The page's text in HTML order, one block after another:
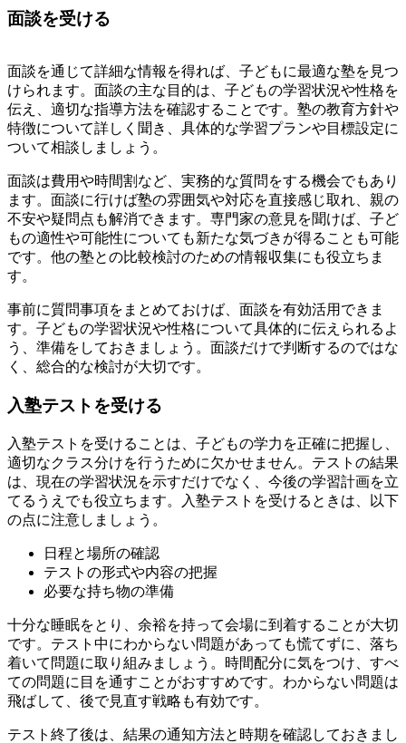
面談を受ける
面談を通じて詳細な情報を得れば、子どもに最適な塾を見つ
けられます。面談の主な目的は、子どもの学習状況や性格を
伝え、適切な指導方法を確認することです。塾の教育方針や
特徴について詳しく聞き、具体的な学習プランや目標設定に
ついて相談しましょう。
面談は費用や時間割など、実務的な質問をする機会でもあり
ます。面談に行けば塾の雰囲気や対応を直接感じ取れ、親の
不安や疑問点も解消できます。専門家の意見を聞けば、子ど
もの適性や可能性についても新たな気づきが得ることも可能
です。他の塾との比較検討のための情報収集にも役立ちま
す。
事前に質問事項をまとめておけば、面談を有効活用できま
す。子どもの学習状況や性格について具体的に伝えられるよ
う、準備をしておきましょう。面談だけで判断するのではな
く、総合的な検討が大切です。
入塾テストを受ける
入塾テストを受けることは、子どもの学力を正確に把握し、
適切なクラス分けを行うために欠かせません。テストの結果
は、現在の学習状況を示すだけでなく、今後の学習計画を立
てるうえでも役立ちます。入塾テストを受けるときは、以下
の点に注意しましょう。
日程と場所の確認
テストの形式や内容の把握
必要な持ち物の準備
十分な睡眠をとり、余裕を持って会場に到着することが大切
です。テスト中にわからない問題があっても慌てずに、落ち
着いて問題に取り組みましょう。時間配分に気をつけ、すべ
ての問題に目を通すことがおすすめです。わからない問題は
飛ばして、後で見直す戦略も有効です。
テスト終了後は、結果の通知方法と時期を確認しておきまし